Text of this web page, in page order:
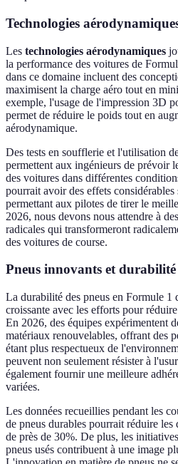
Technologies
Les technologies aérodynamiques
la performance des voitures de
dans ce domaine incluent des
maximisent la charge aéro tout en
exemple, l'usage de l'impression 3D
permet de réduire le poids tout en
aérodynamique.
Des tests en soufflerie et l'utilisation
permettent aux ingénieurs de prévoir
des voitures dans différentes
pourrait avoir des effets
permettant aux pilotes de tirer le
2026, nous devons nous attendre à
radicales qui transformeront
des voitures de course.
Pneus innovants et durabilité
La durabilité des pneus en Formule 1
croissante avec les efforts pour
En 2026, des équipes expérimentent
matériaux renouvelables, offrant des
étant plus respectueux de
peuvent non seulement résister à
également fournir une meilleure
variées.
Les données recueillies pendant les
de pneus durables pourrait réduire les
de près de 30%. De plus, les
pneus usés contribuent à une image